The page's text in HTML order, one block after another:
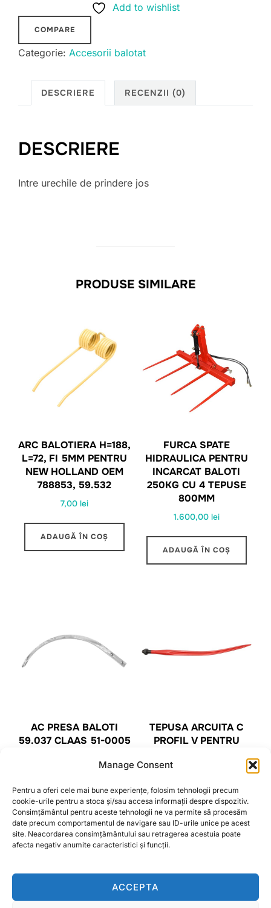
Manage Consent
Pentru a oferi cele mai bune experiențe, folosim tehnologii precum
cookie-urile pentru a stoca și/sau accesa informații despre dispozitiv.
Consimțământul pentru aceste tehnologii ne va permite să procesăm
date precum comportamentul de navigare sau ID-urile unice pe acest
site. Neacordarea consimțământului sau retragerea acestuia poate
afecta negativ anumite caracteristici și funcții.
ACCEPTA
Add to wishlist
COMPARE
Categorie: Accesorii balotat
DESCRIERE RECENZII (0)
DESCRIERE
Intre urechile de prindere jos
PRODUSE SIMILARE
ARC BALOTIERA H=188,
L=72, FI 5MM PENTRU
NEW HOLLAND OEM
788853, 59.532
7,00lei
ADAUGĂ ÎN COȘ
FURCA SPATE
HIDRAULICA PENTRU
INCARCAT BALOTI
250KG CU 4 TEPUSE
800MM
1.600,00 lei
ADAUGĂ ÎN COȘ
AC PRESA BALOTI
59.037 CLAAS 51-0005
TEPUSA ARCUITA C
PROFIL V PENTRU
BALOTI 36X680MM
80,00lei
ADAUGĂ ÎN COȘ